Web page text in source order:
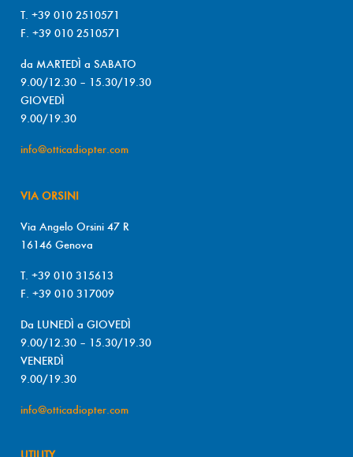
T. +39 010 2510571
F. +39 010 2510571
da MARTEDÌ a SABATO
9.00/12.30 – 15.30/19.30
GIOVEDÌ
9.00/19.30
info@otticadiopter.com
VIA ORSINI
Via Angelo Orsini 47 R
16146 Genova
T. +39 010 315613
F. +39 010 317009
Da LUNEDÌ a GIOVEDÌ
9.00/12.30 – 15.30/19.30
VENERDÌ
9.00/19.30
info@otticadiopter.com